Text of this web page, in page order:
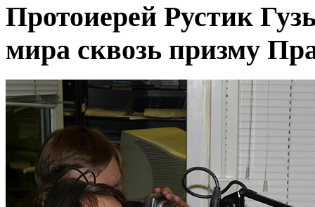
Протоиерей Рустик
мира сквозь призму